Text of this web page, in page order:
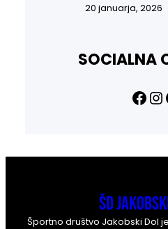
20 januarja, 2026
SOCIALNA
Facebook Instagram
ŠD
Športno društvo Jakobski Dol